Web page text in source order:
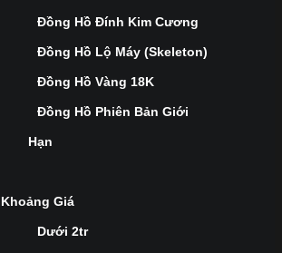
Đồng Hồ Đính Kim Cương
Đồng Hồ Lộ Máy (Skeleton)
Đồng Hồ Vàng 18K
Đồng Hồ Phiên Bản Giới
Hạn
Khoảng Giá
Dưới 2tr